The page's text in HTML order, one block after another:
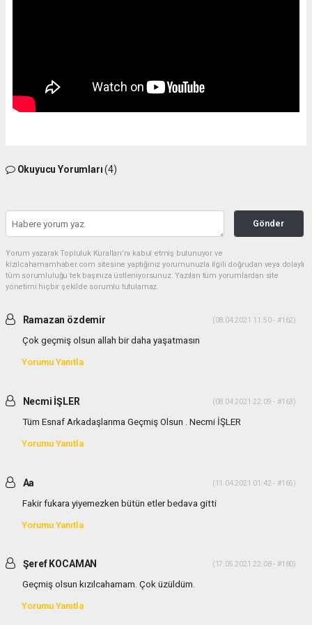
Okuyucu Yorumları(4)
Gönder
Yorum yazarak Topluluk Kuralları’nı kabul etmiş bulunuyor ve
kizilcahamamhaber.com sitesine yaptığınız yorumunuzla ilgili doğrudan veya dolaylı
tüm sorumluluğu tek başınıza üstleniyorsunuz. Yazılan tüm yorumlardan site
yönetimi hiçbir şekilde sorumlu tutulamaz.
Ramazan özdemir (08.04.2021 11:50 - #162)
Çok geçmiş olsun allah bir daha yaşatmasın
Yorumu Yanıtla
Necmi İŞLER (08.04.2021 22:09 - #163)
Tüm Esnaf Arkadaşlarıma Geçmiş Olsun . Necmi İŞLER
Yorumu Yanıtla
Aa (11.04.2021 01:42 - #165)
Fakir fukara yiyemezken bütün etler bedava gitti
Yorumu Yanıtla
Şeref KOCAMAN (17.05.2021 22:08 - #180)
Geçmiş olsun kızılcahamam. Çok üzüldüm.
Yorumu Yanıtla